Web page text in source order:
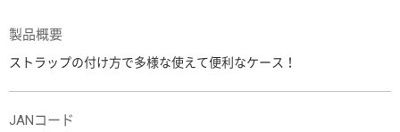
製品概要
ストラップの付け方で多様な使えて便利なケース！
JANコード